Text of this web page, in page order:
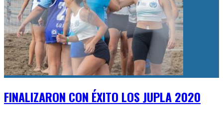
FINALIZARON CON ÉXITO LOS JUPLA 2020